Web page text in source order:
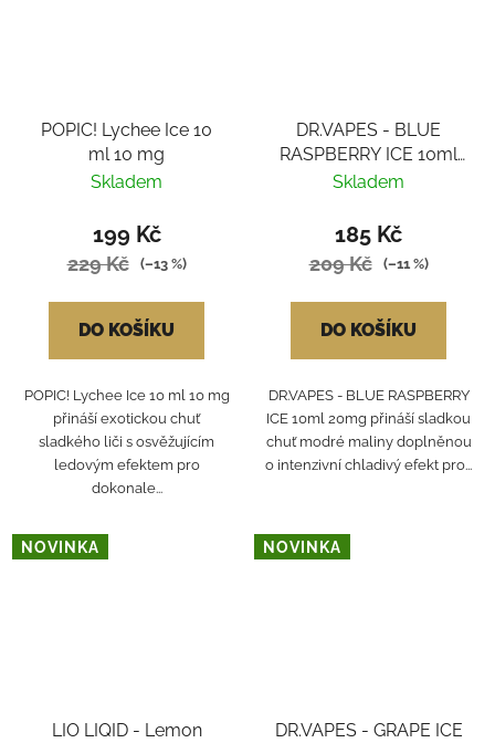
POPIC! Lychee Ice 10
ml 10 mg
Skladem
199 Kč
229 Kč (–13 %)
DO KOŠÍKU
POPIC! Lychee Ice 10 ml 10 mg
přináší exotickou chuť
sladkého liči s osvěžujícím
ledovým efektem pro
dokonale...
DR.VAPES - BLUE
RASPBERRY ICE 10ml
20mg
Skladem
185 Kč
209 Kč (–11 %)
DO KOŠÍKU
DR.VAPES - BLUE RASPBERRY
ICE 10ml 20mg přináší sladkou
chuť modré maliny doplněnou
o intenzivní chladivý efekt pro...
NOVINKA
LIO LIQID - Lemon
NOVINKA
DR.VAPES - GRAPE ICE